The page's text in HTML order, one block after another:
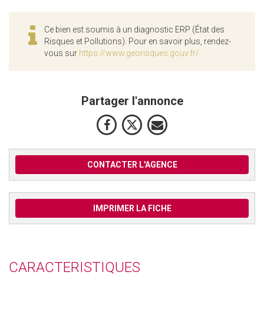
Ce bien est soumis à un diagnostic ERP (État des
Risques et Pollutions). Pour en savoir plus, rendez-
vous sur https://www.georisques.gouv.fr/
Partager l'annonce
CONTACTER L'AGENCE
IMPRIMER LA FICHE
CARACTERISTIQUES